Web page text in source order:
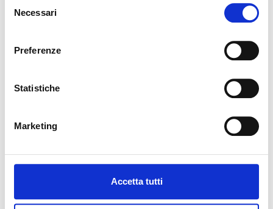
delNecessari
Preferenze
Statistiche
Marketing
Accetta tutti
tecnica? Scopri il Corso
Rapido FPCS
capace di valorizzare il volto in modo elegante e
estetica duratura e personalizzabile, ideale per chi
desidera labbra definite, simmetriche e colorate